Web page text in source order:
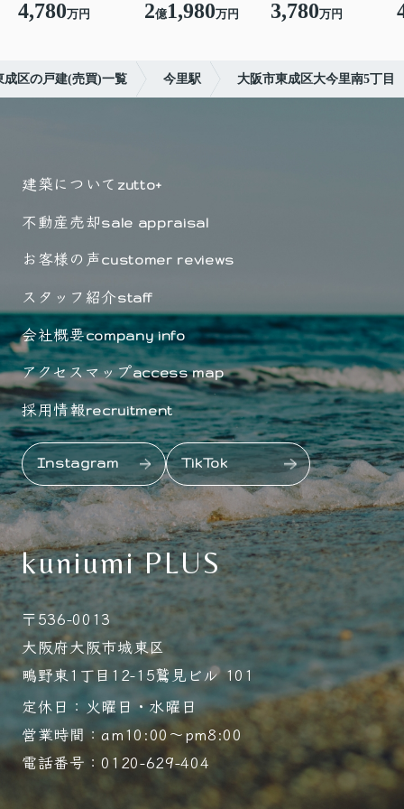
4,780万円 2億1,980万円 3,780万円
成区の戸建(売買)一覧 今里駅 大阪市東成区大今里南5丁目
建築について zutto+
不動産売却sale appraisal
お客様の声customer reviews
スタッフ紹介staff
会社概要company info
アクセスマップaccess map
採用情報recruitment
Instagram TikTok
kuniumi PLUS
〒536-0013
大阪府大阪市城東区
鴫野東1丁目12-15鷲見ビル 101
定休日：火曜日・水曜日
営業時間：am10:00～pm8:00
電話番号：0120-629-404